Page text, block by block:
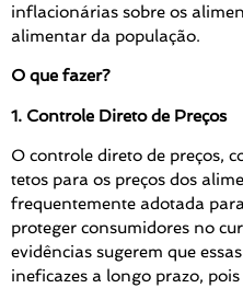
inflacionárias sobre os
alimentar da população.
O que fazer?
1. Controle Direto de Preços
O controle direto de preços,
tetos para os preços dos
frequentemente adotada
proteger consumidores no
evidências sugerem que
ineficazes a longo prazo,